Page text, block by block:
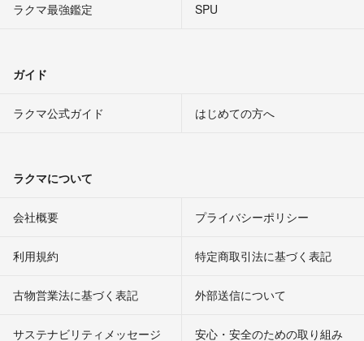
ラクマ最強鑑定
SPU
ガイド
ラクマ公式ガイド はじめての方へ
ラクマについて
会社概要 プライバシーポリシー
利用規約 特定商取引法に基づく表記
古物営業法に基づく表記 外部送信について
サステナビリティメッセージ 安心・安全のための取り組み